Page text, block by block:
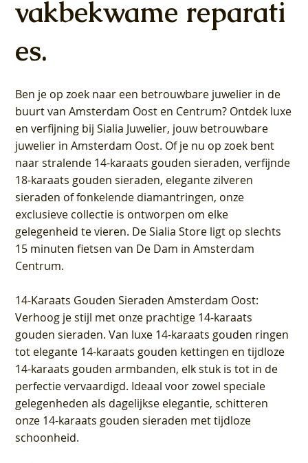
vakbekwame reparati
es.
Ben je op zoek naar een betrouwbare juwelier in de
buurt van Amsterdam Oost en Centrum? Ontdek luxe
en verfijning bij Sialia Juwelier, jouw betrouwbare
juwelier in Amsterdam Oost. Of je nu op zoek bent
naar stralende 14-karaats gouden sieraden, verfijnde
18-karaats gouden sieraden, elegante zilveren
sieraden of fonkelende diamantringen, onze
exclusieve collectie is ontworpen om elke
gelegenheid te vieren. De Sialia Store ligt op slechts
15 minuten fietsen van De Dam in Amsterdam
Centrum.
14-Karaats Gouden Sieraden Amsterdam Oost:
Verhoog je stijl met onze prachtige 14-karaats
gouden sieraden. Van luxe 14-karaats gouden ringen
tot elegante 14-karaats gouden kettingen en tijdloze
14-karaats gouden armbanden, elk stuk is tot in de
perfectie vervaardigd. Ideaal voor zowel speciale
gelegenheden als dagelijkse elegantie, schitteren
onze 14-karaats gouden sieraden met tijdloze
schoonheid.